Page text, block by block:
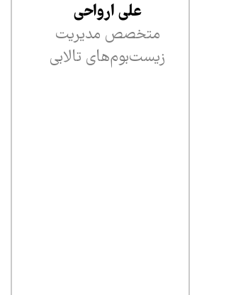
علی ارواحی
متخصص مدیریت
زیست‌بوم‌های تالابی